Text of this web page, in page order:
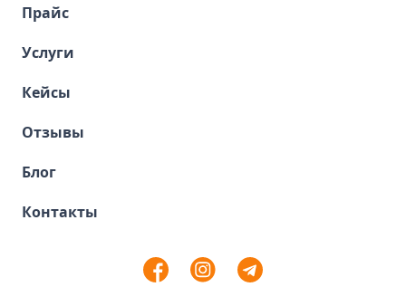
Прайс
Услуги
Кейсы
Отзывы
Блог
Контакты